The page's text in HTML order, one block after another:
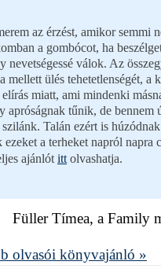
az érzést, amikor semmi
a gombócot, ha
nevetségessé válok. Az
mellett ülés tehetetlenségét, a
miatt, ami mindenki
apróságnak tűnik, de bennem
Talán ezért is
ezeket a terheket napról napra
ajánlót itt olvashatja.
Füller Tímea, a Family
olvasói könyvajánló »